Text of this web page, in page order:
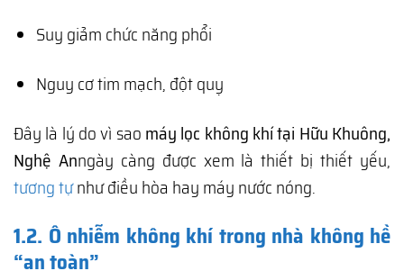
Suy giảm chức năng phổi
Nguy cơ tim mạch, đột quỵ
Đây là lý do vì sao máy lọc không khí tại Hữu Khuông,
Nghệ Anngày càng được xem là thiết bị thiết yếu,
tương tựnhư điều hòa hay máy nước nóng.
1.2. Ô nhiễm không khí trong nhà không hề
“an toàn”